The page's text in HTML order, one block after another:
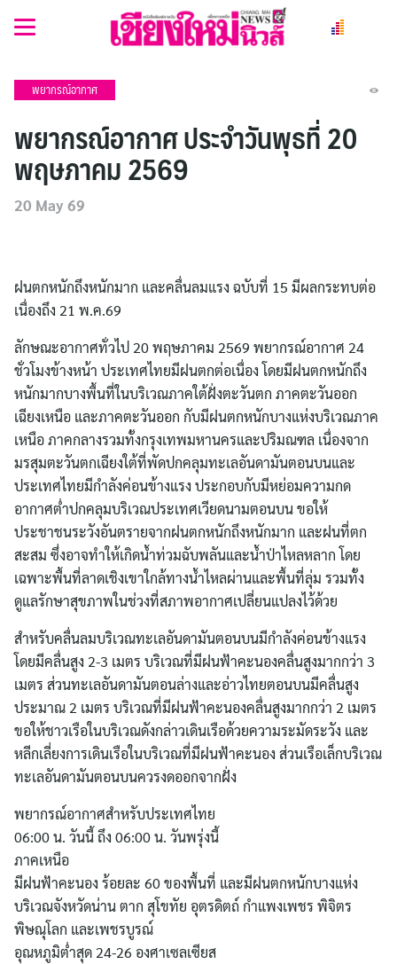
พยากรณ์อากาศ
พยากรณ์อากาศ ประจำวันพุธที่ 20
พฤษภาคม 2569
20 May 69
ฝนตกหนักถึงหนักมาก และคลื่นลมแรง ฉบับที่ 15 มีผลกระทบต่อ
เนื่องถึง 21 พ.ค.69
ลักษณะอากาศทั่วไป 20 พฤษภาคม 2569 พยากรณ์อากาศ 24
ชั่วโมงข้างหน้า ประเทศไทยมีฝนตกต่อเนื่อง โดยมีฝนตกหนักถึง
หนักมากบางพื้นที่ในบริเวณภาคใต้ฝั่งตะวันตก ภาคตะวันออก
เฉียงเหนือ และภาคตะวันออก กับมีฝนตกหนักบางแห่งบริเวณภาค
เหนือ ภาคกลางรวมทั้งกรุงเทพมหานครและปริมณฑล เนื่องจาก
มรสุมตะวันตกเฉียงใต้ที่พัดปกคลุมทะเลอันดามันตอนบนและ
ประเทศไทยมีกำลังค่อนข้างแรง ประกอบกับมีหย่อมความกด
อากาศต่ำปกคลุมบริเวณประเทศเวียดนามตอนบน ขอให้
ประชาชนระวังอันตรายจากฝนตกหนักถึงหนักมาก และฝนที่ตก
สะสม ซึ่งอาจทำให้เกิดน้ำท่วมฉับพลันและน้ำป่าไหลหลาก โดย
เฉพาะพื้นที่ลาดเชิงเขาใกล้ทางน้ำไหลผ่านและพื้นที่ลุ่ม รวมทั้ง
ดูแลรักษาสุขภาพในช่วงที่สภาพอากาศเปลี่ยนแปลงไว้ด้วย
สำหรับคลื่นลมบริเวณทะเลอันดามันตอนบนมีกำลังค่อนข้างแรง
โดยมีคลื่นสูง 2-3 เมตร บริเวณที่มีฝนฟ้าคะนองคลื่นสูงมากกว่า 3
เมตร ส่วนทะเลอันดามันตอนล่างและอ่าวไทยตอนบนมีคลื่นสูง
ประมาณ 2 เมตร บริเวณที่มีฝนฟ้าคะนองคลื่นสูงมากกว่า 2 เมตร
ขอให้ชาวเรือในบริเวณดังกล่าวเดินเรือด้วยความระมัดระวัง และ
หลีกเลี่ยงการเดินเรือในบริเวณที่มีฝนฟ้าคะนอง ส่วนเรือเล็กบริเวณ
ทะเลอันดามันตอนบนควรงดออกจากฝั่ง
พยากรณ์อากาศสำหรับประเทศไทย
06:00 น. วันนี้ ถึง 06:00 น. วันพรุ่งนี้
ภาคเหนือ
มีฝนฟ้าคะนอง ร้อยละ 60 ของพื้นที่ และมีฝนตกหนักบางแห่ง
บริเวณจังหวัดน่าน ตาก สุโขทัย อุตรดิตถ์ กำแพงเพชร พิจิตร
พิษณุโลก และเพชรบูรณ์
อุณหภูมิต่ำสุด 24-26 องศาเซลเซียส